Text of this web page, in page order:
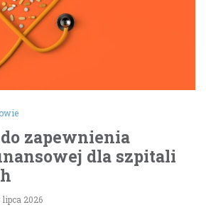
zapewnienia
dla szpitali
lipca 2026